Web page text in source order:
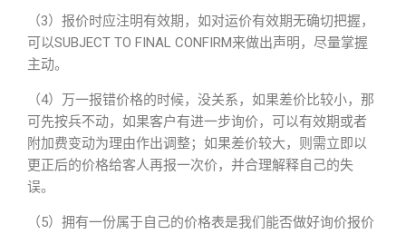
（3）报价时应注明有效期，如对运价有效期无确切把握，
可以SUBJECT TO FINAL CONFIRM来做出声明，尽量掌握
主动。
（4）万一报错价格的时候，没关系，如果差价比较小，那
可先按兵不动，如果客户有进一步询价，可以有效期或者
附加费变动为理由作出调整；如果差价较大，则需立即以
更正后的价格给客人再报一次价，并合理解释自己的失
误。
（5）拥有一份属于自己的价格表是我们能否做好询价报价